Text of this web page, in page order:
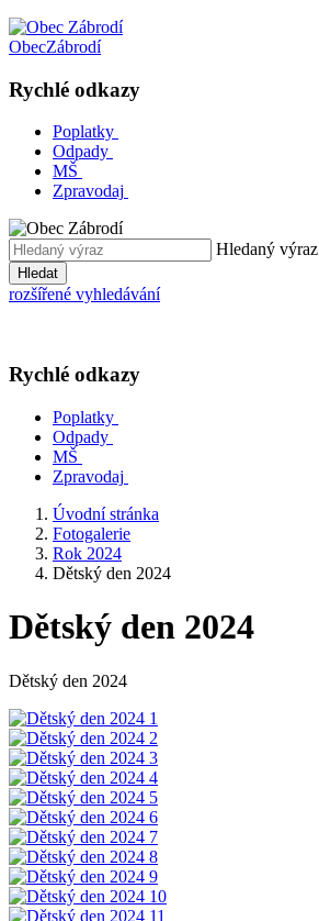
ObecZábrodí
Rychlé odkazy
Poplatky
Odpady
MŠ
Zpravodaj
Hledaný výraz
Hledat
rozšířené vyhledávání
Rychlé odkazy
Poplatky
Odpady
MŠ
Zpravodaj
Úvodní stránka
Fotogalerie
Rok 2024
Dětský den 2024
Dětský den 2024
Dětský den 2024